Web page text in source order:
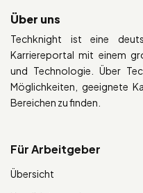
Über uns
Techknight ist eine
Karriereportal mit einem
und Technologie. Über
Möglichkeiten, geeignete
Bereichen zu finden.
Für Arbeitgeber
Übersicht